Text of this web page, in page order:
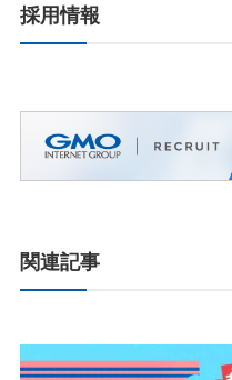
採用情報
関連記事